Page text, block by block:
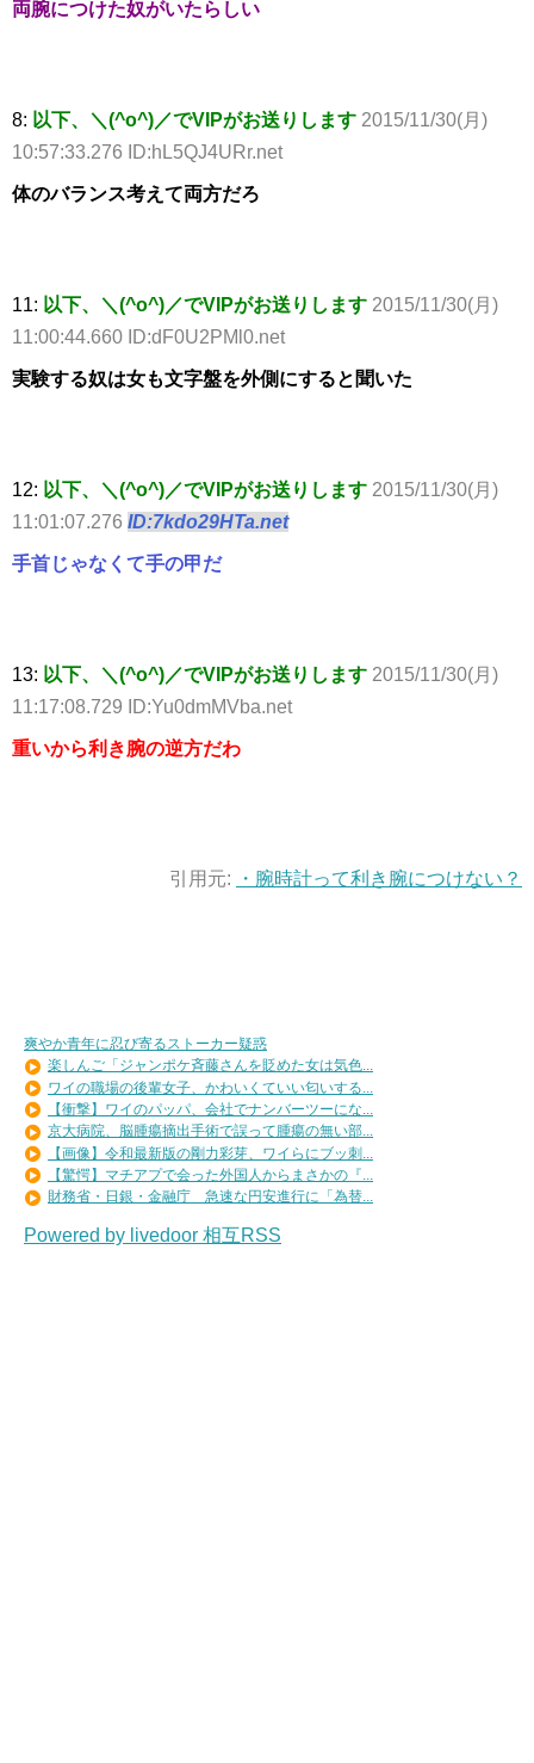
両腕につけた奴がいたらしい
8: 以下、＼(^o^)／でVIPがお送りします 2015/11/30(月)
10:57:33.276 ID:hL5QJ4URr.net
体のバランス考えて両方だろ
11: 以下、＼(^o^)／でVIPがお送りします 2015/11/30(月)
11:00:44.660 ID:dF0U2PMl0.net
実験する奴は女も文字盤を外側にすると聞いた
12: 以下、＼(^o^)／でVIPがお送りします 2015/11/30(月)
11:01:07.276 ID:7kdo29HTa.net
手首じゃなくて手の甲だ
13: 以下、＼(^o^)／でVIPがお送りします 2015/11/30(月)
11:17:08.729 ID:Yu0dmMVba.net
重いから利き腕の逆方だわ
引用元: ・腕時計って利き腕につけない？
爽やか青年に忍び寄るストーカー疑惑
楽しんご「ジャンポケ斉藤さんを貶めた女は気色...
ワイの職場の後輩女子、かわいくていい匂いする...
【衝撃】ワイのパッパ、会社でナンバーツーにな...
京大病院、脳腫瘍摘出手術で誤って腫瘍の無い部...
【画像】令和最新版の剛力彩芽、ワイらにブッ刺...
【驚愕】マチアプで会った外国人からまさかの『...
財務省・日銀・金融庁 急速な円安進行に「為替...
Powered by livedoor 相互RSS